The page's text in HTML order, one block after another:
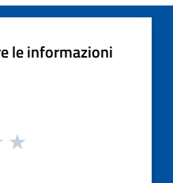
le informazioni